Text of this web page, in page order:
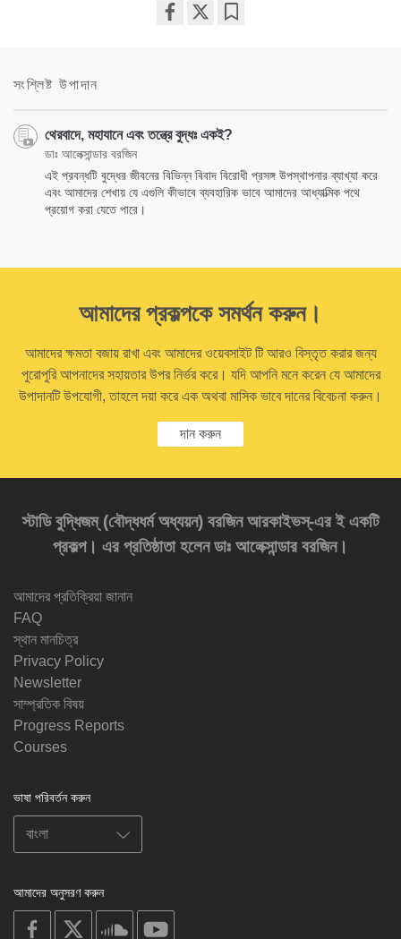
সংশ্লিষ্ট উপাদান
থেরবাদে, মহাযানে এবং তন্ত্রে বুদ্ধঃ একই?
ডাঃ আলেক্সান্ডার বরজিন
এই প্রবন্ধটি বুদ্ধের জীবনের বিভিন্ন বিবাদ বিরোধী প্রসঙ্গ উপস্থাপনার ব্যাখ্যা করে
এবং আমাদের শেখায় যে এগুলি কীভাবে ব্যবহারিক ভাবে আমাদের আধ্যাত্মিক পথে
প্রয়োগ করা যেতে পারে।
আমাদের প্রকল্পকে সমর্থন করুন।
আমাদের ক্ষমতা বজায় রাখা এবং আমাদের ওয়েবসাইট টি আরও বিস্তৃত করার জন্য
পুরোপুরি আপনাদের সহায়তার উপর নির্ভর করে। যদি আপনি মনে করেন যে আমাদের
উপাদানটি উপযোগী, তাহলে দয়া করে এক অথবা মাসিক ভাবে দানের বিবেচনা করুন।
দান করুন
স্টাডি বুদ্ধিজম্‌ (বৌদ্ধধর্ম অধ্যয়ন) বরজিন আরকাইভস্‌-এর ই একটি
প্রকল্প। এর প্রতিষ্ঠাতা হলেন ডাঃ আলেক্সান্ডার বরজিন।
আমাদের প্রতিক্রিয়া জানান
FAQ
স্থান মানচিত্র
Privacy Policy
Newsletter
সাম্প্রতিক বিষয়
Progress Reports
Courses
ভাষা পরিবর্তন করুন
আমাদের অনুসরণ করুন
on
facebook
soundcloud